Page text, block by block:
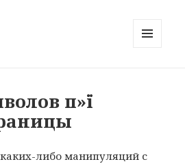
п»ї
либо манипуляций с